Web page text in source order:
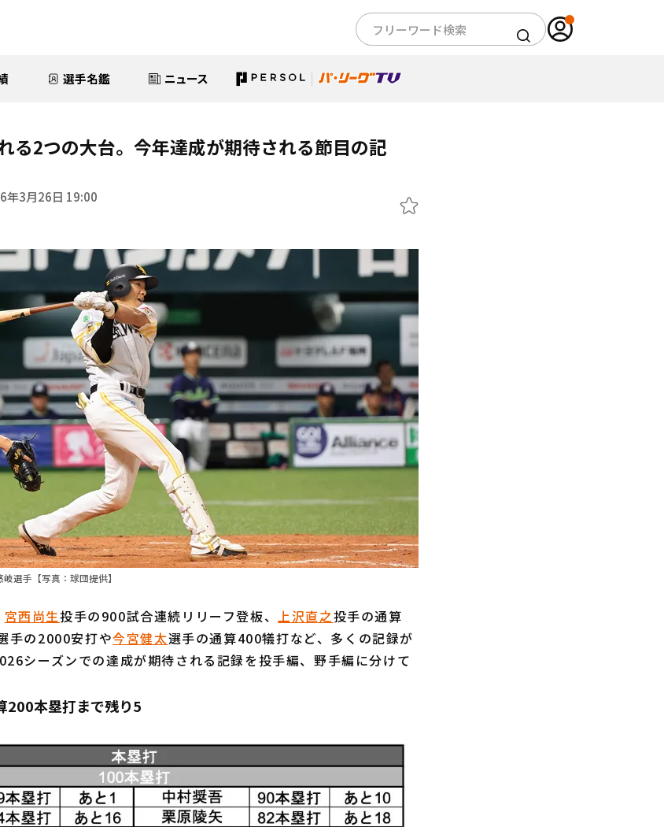
選手名鑑 ニュース
る2つの大台。今年達成が期待される節目の記
年3月26日 19:00
選手【写真：球団提供】
宮西尚生投手の900試合連続リリーフ登板、上沢直之投手の通算
手の2000安打や今宮健太選手の通算400犠打など、多くの記録が
シーズンでの達成が期待される記録を投手編、野手編に分けて
本塁打まで残り5